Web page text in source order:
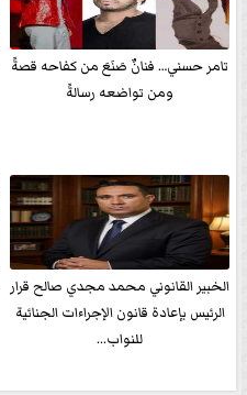
تامر حسني… فنانٌ صَنَعَ من كفاحه قصةً
ومن تواضعه رسالةً
الخبير القانوني محمد مجدي صالح قرار
الرئيس بإعادة قانون الإجراءات الجنائية
للنواب...